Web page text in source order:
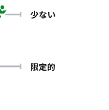
少ない
限定的